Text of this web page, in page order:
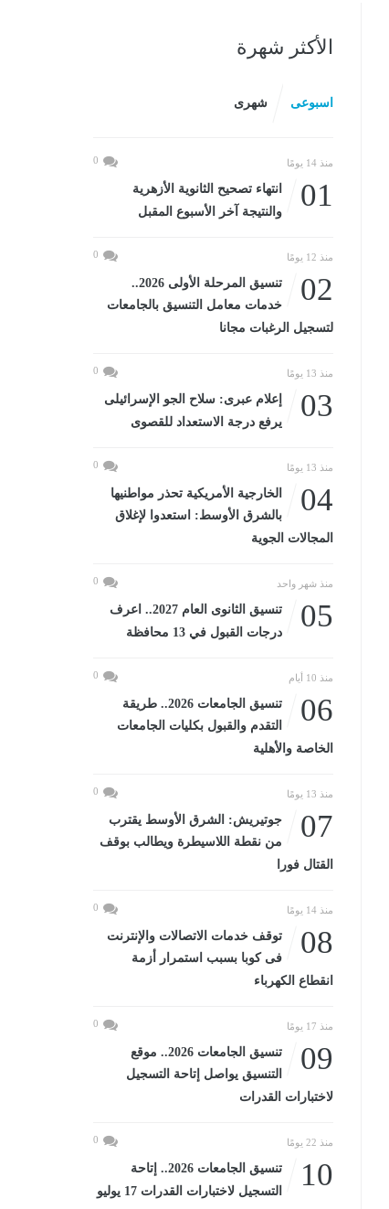
الأكثر شهرة
اسبوعى شهرى
منذ 14 يومًا 0
01
انتهاء تصحيح الثانوية الأزهرية
والنتيجة آخر الأسبوع المقبل
منذ 12 يومًا 0
02
تنسيق المرحلة الأولى 2026..
خدمات معامل التنسيق بالجامعات
لتسجيل الرغبات مجانا
منذ 13 يومًا 0
03
إعلام عبرى: سلاح الجو الإسرائيلى
يرفع درجة الاستعداد للقصوى
منذ 13 يومًا 0
04
الخارجية الأمريكية تحذر مواطنيها
بالشرق الأوسط: استعدوا لإغلاق
المجالات الجوية
منذ شهر واحد 0
05
تنسيق الثانوى العام 2027.. اعرف
درجات القبول في 13 محافظة
منذ 10 أيام 0
06
تنسيق الجامعات 2026.. طريقة
التقدم والقبول بكليات الجامعات
الخاصة والأهلية
منذ 13 يومًا 0
07
جوتيريش: الشرق الأوسط يقترب
من نقطة اللاسيطرة ويطالب بوقف
القتال فورا
منذ 14 يومًا 0
08
توقف خدمات الاتصالات والإنترنت
فى كوبا بسبب استمرار أزمة
انقطاع الكهرباء
منذ 17 يومًا 0
09
تنسيق الجامعات 2026.. موقع
التنسيق يواصل إتاحة التسجيل
لاختبارات القدرات
منذ 22 يومًا 0
10
تنسيق الجامعات 2026.. إتاحة
التسجيل لاختبارات القدرات 17 يوليو